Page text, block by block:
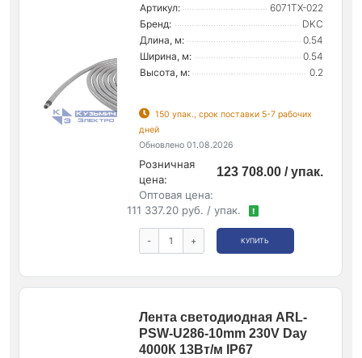
Артикул:
6071TX-022
Бренд:
DKC
Длина, м:
0.54
Ширина, м:
0.54
Высота, м:
0.2
150 упак., срок поставки 5-7 рабочих
дней
Обновлено 01.08.2026
Розничная
цена:
123 708.00 / упак.
Оптовая цена:
111 337.20 руб. / упак.
!
- + КУПИТЬ
Лента светодиодная ARL-
PSW-U286-10mm 230V Day
4000К 13Вт/м IP67